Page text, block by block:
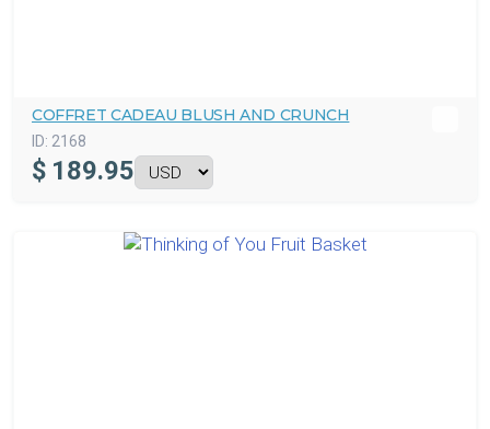
COFFRET CADEAU BLUSH AND CRUNCH
ID: 2168
$ 189.95